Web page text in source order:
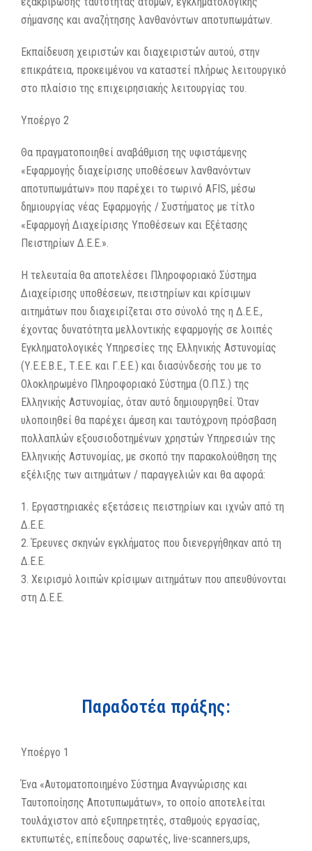
σήμανσης και αναζήτησης λανθανόντων αποτυπωμάτων.
Εκπαίδευση χειριστών και διαχειριστών αυτού, στην
επικράτεια, προκειμένου να καταστεί πλήρως λειτουργικό
στο πλαίσιο της επιχειρησιακής λειτουργίας του.
Υποέργο 2
Θα πραγματοποιηθεί αναβάθμιση της υφιστάμενης
«Εφαρμογής διαχείρισης υποθέσεων λανθανόντων
αποτυπωμάτων» που παρέχει το τωρινό AFIS, μέσω
δημιουργίας νέας Εφαρμογής / Συστήματος με τίτλο
«Εφαρμογή Διαχείρισης Υποθέσεων και Εξέτασης
Πειστηρίων Δ.Ε.Ε.».
Η τελευταία θα αποτελέσει Πληροφοριακό Σύστημα
Διαχείρισης υποθέσεων, πειστηρίων και κρίσιμων
αιτημάτων που διαχειρίζεται στο σύνολό της η Δ.Ε.Ε.,
έχοντας δυνατότητα μελλοντικής εφαρμογής σε λοιπές
Εγκληματολογικές Υπηρεσίες της Ελληνικής Αστυνομίας
(Υ.Ε.Ε.Β.Ε., Τ.Ε.Ε. και Γ.Ε.Ε.) και διασύνδεσής του με το
Ολοκληρωμένο Πληροφοριακό Σύστημα (Ο.Π.Σ.) της
Ελληνικής Αστυνομίας, όταν αυτό δημιουργηθεί. Όταν
υλοποιηθεί θα παρέχει άμεση και ταυτόχρονη πρόσβαση
πολλαπλών εξουσιοδοτημένων χρηστών Υπηρεσιών της
Ελληνικής Αστυνομίας, με σκοπό την παρακολούθηση της
εξέλιξης των αιτημάτων / παραγγελιών και θα αφορά:
1. Εργαστηριακές εξετάσεις πειστηρίων και ιχνών από τη
Δ.Ε.Ε.
2. Έρευνες σκηνών εγκλήματος που διενεργήθηκαν από τη
Δ.Ε.Ε.
3. Χειρισμό λοιπών κρίσιμων αιτημάτων που απευθύνονται
στη Δ.Ε.Ε.
Παραδοτέα πράξης:
Υποέργο 1
Ένα «Αυτοματοποιημένο Σύστημα Αναγνώρισης και
Ταυτοποίησης Αποτυπωμάτων», το οποίο αποτελείται
τουλάχιστον από εξυπηρετητές, σταθμούς εργασίας,
εκτυπωτές, επίπεδους σαρωτές, live-scanners,ups,